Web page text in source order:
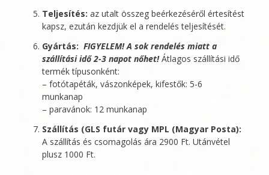
Teljesítés: az utalt összeg beérkezéséről értesítést
kapsz, ezután kezdjük el a rendelés teljesítését.
Gyártás: FIGYELEM! A sok rendelés miatt a
szállítási idő 2-3 napot nőhet!Átlagos szállítási idő
termék típusonként:
– fotótapéták, vászonképek, kifestők: 5-6
munkanap
– paravánok: 12 munkanap
Szállítás (GLS futár vagy MPL (Magyar Posta):
A szállítás és csomagolás ára 2900 Ft. Utánvétel
plusz 1000 Ft.